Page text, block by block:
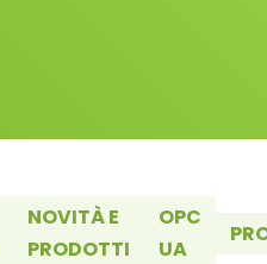
NOVITÀ E
PRODOTTI
OPC
UA